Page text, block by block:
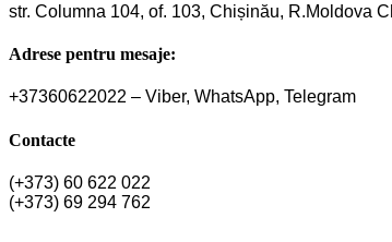
str. Columna 104, of. 103, Chișinău, R.Moldova
Adrese pentru mesaje:
+37360622022 – Viber, WhatsApp, Telegram
Contacte
(+373) 60 622 022
(+373) 69 294 762